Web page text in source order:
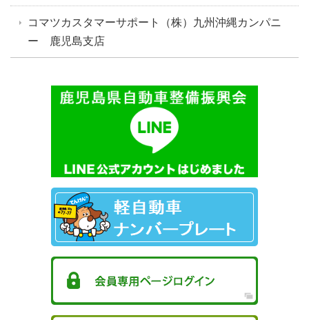
コマツカスタマーサポート（株）九州沖縄カンパニ
ー 鹿児島支店